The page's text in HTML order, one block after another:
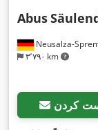
Neusalza-
۳٬۷۹۰ km
Abus
کردن